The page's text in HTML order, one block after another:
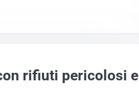
rifiuti pericolosi e